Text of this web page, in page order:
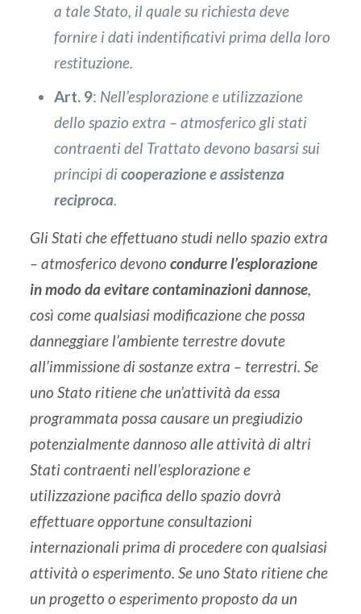
a tale Stato, il quale su richiesta deve
fornire i dati indentificativi prima della loro
restituzione.
Art. 9: Nell’esplorazione e utilizzazione
dello spazio extra – atmosferico gli stati
contraenti del Trattato devono basarsi sui
principi dicooperazione e assistenza
reciproca.
Gli Stati che effettuano studi nello spazio extra
– atmosferico devono condurre l’esplorazione
in modo da evitare contaminazioni dannose,
così come qualsiasi modificazione che possa
danneggiare l’ambiente terrestre dovute
all’immissione di sostanze extra – terrestri. Se
uno Stato ritiene che un’attività da essa
programmata possa causare un pregiudizio
potenzialmente dannoso alle attività di altri
Stati contraenti nell’esplorazione e
utilizzazione pacifica dello spazio dovrà
effettuare opportune consultazioni
internazionali prima di procedere con qualsiasi
attività o esperimento. Se uno Stato ritiene che
un progetto o esperimento proposto da un